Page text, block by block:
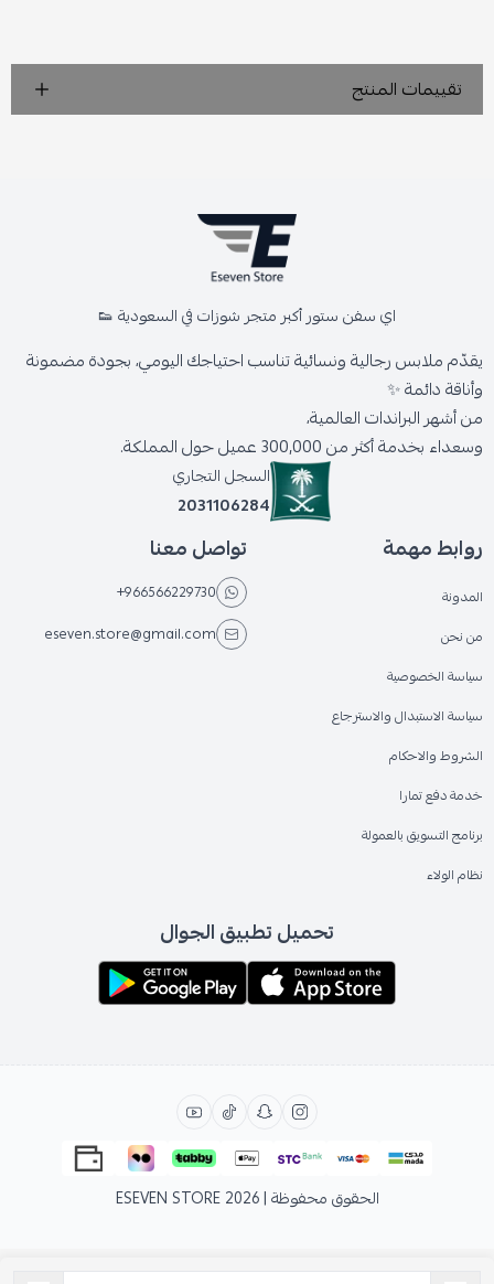
تقييمات المنتج
اي سفن ستور أكبر متجر شوزات في السعودية 👟
يقدّم ملابس رجالية ونسائية تناسب احتياجك اليومي، بجودة مضمونة
وأناقة دائمة ✨
من أشهر البراندات العالمية،
وسعداء بخدمة أكثر من 300,000 عميل حول المملكة.
السجل التجاري
2031106284
روابط مهمة
المدونة
من نحن
سياسة الخصوصية
سياسة الاستبدال والاسترجاع
الشروط والاحكام
خدمة دفع تمارا
برنامج التسويق بالعمولة
نظام الولاء
تواصل معنا
+966566229730
eseven.store@gmail.com
تحميل تطبيق الجوال
الحقوق محفوظة | 2026 ESEVEN STORE